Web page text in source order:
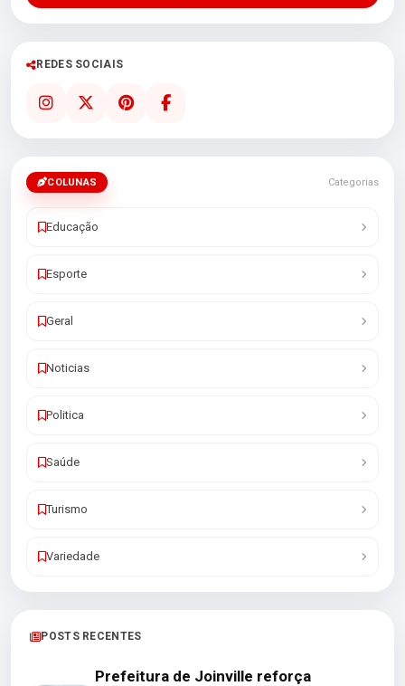
REDES SOCIAIS
COLUNAS Categorias
Educação
Esporte
Geral
Noticias
Politica
Saúde
Turismo
Variedade
POSTS RECENTES
Prefeitura de Joinville reforça